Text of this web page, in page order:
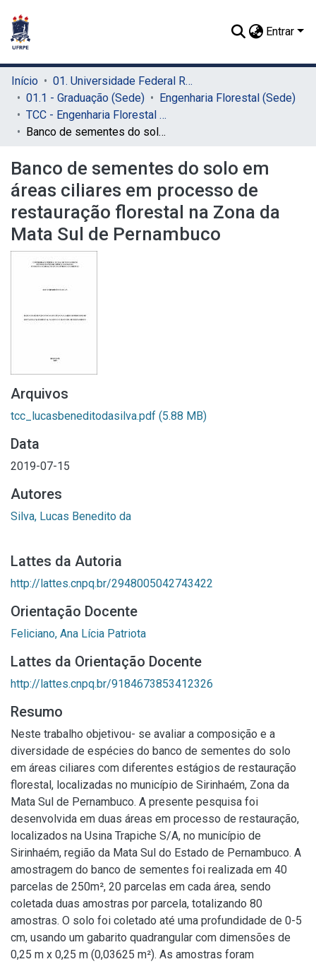
Entrar
Início
01. Universidade Federal Rural de Pernambuco - UFRPE (Sede)
01.1 - Graduação (Sede)
Engenharia Florestal (Sede)
TCC - Engenharia Florestal (Sede)
Banco de sementes do solo em áreas ciliares em processo de restauração florestal na Zona da Mata Sul de Pernambuco
Banco de sementes do solo em
áreas ciliares em processo de
restauração florestal na Zona da
Mata Sul de Pernambuco
Arquivos
tcc_lucasbeneditodasilva.pdf (5.88 MB)
Data
2019-07-15
Autores
Silva, Lucas Benedito da
Lattes da Autoria
http://lattes.cnpq.br/2948005042743422
Orientação Docente
Feliciano, Ana Lícia Patriota
Lattes da Orientação Docente
http://lattes.cnpq.br/9184673853412326
Resumo
Neste trabalho objetivou- se avaliar a composição e a
diversidade de espécies do banco de sementes do solo
em áreas ciliares com diferentes estágios de restauração
florestal, localizadas no município de Sirinhaém, Zona da
Mata Sul de Pernambuco. A presente pesquisa foi
desenvolvida em duas áreas em processo de restauração,
localizados na Usina Trapiche S/A, no município de
Sirinhaém, região da Mata Sul do Estado de Pernambuco. A
amostragem do banco de sementes foi realizada em 40
parcelas de 250m², 20 parcelas em cada área, sendo
coletada duas amostras por parcela, totalizando 80
amostras. O solo foi coletado até uma profundidade de 0-5
cm, usando um gabarito quadrangular com dimensões de
0,25 m x 0,25 m (0,03625 m²). As amostras foram